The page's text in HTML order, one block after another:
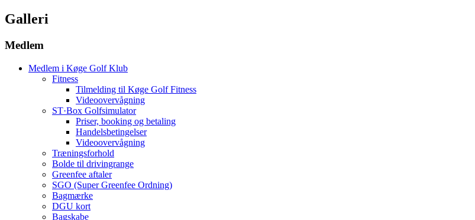
Galleri
Medlem
Medlem i Køge Golf Klub
Fitness
Tilmelding til Køge Golf Fitness
Videoovervågning
ST·Box Golfsimulator
Priser, booking og betaling
Handelsbetingelser
Videoovervågning
Træningsforhold
Bolde til drivingrange
Greenfee aftaler
SGO (Super Greenfee Ordning)
Bagmærke
DGU kort
Bagskabe